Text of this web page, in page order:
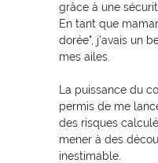
grâce à une
En tant que
dorée", j'avais un
mes ailes.
La puissance du
permis de me
des risques
mener à des
inestimable.